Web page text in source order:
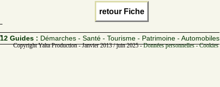
retour Fiche
12 Guides : Démarches - Santé - Tourisme - Patrimoine - Automobiles
Copyright Yalta Production - Janvier 2013 / juin 2025 -Données personnelles -